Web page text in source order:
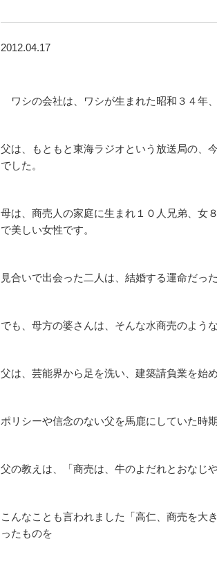
2012.04.17
ワシの会社は、ワシが生まれた昭和３４年
父は、もともと東海ラジオという放送局の、
でした。
母は、商売人の家庭に生まれ１０人兄弟、女
で美しい女性です。
見合いで出会った二人は、結婚する運命だっ
でも、母方の婆さんは、そんな水商売のよう
父は、芸能界から足を洗い、建築請負業を始め
ポリシーや信念のない父を馬鹿にしていた時
父の教えは、「商売は、牛のよだれとおなじ
こんなことも言われました「高仁、商売を大
ったものを